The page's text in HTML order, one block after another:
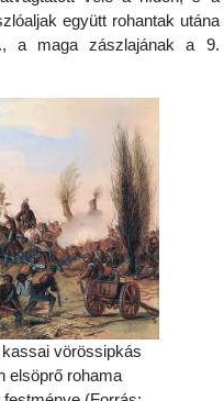
együtt rohantak utána
a maga zászlajának a 9.
vörössipkás
elsöprő rohama